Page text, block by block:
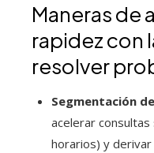
Maneras de
rapidez con
resolver
Segmentación
acelerar
horarios) y